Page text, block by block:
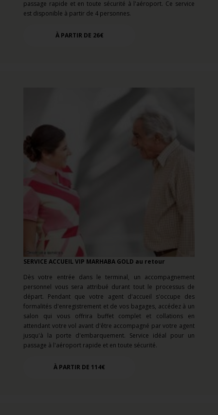
passage rapide et en toute sécurité à l'aéroport. Ce service
est disponible à partir de 4 personnes.
À PARTIR DE 26€
SERVICE ACCUEIL VIP MARHABA GOLD au retour
Dès votre entrée dans le terminal, un accompagnement
personnel vous sera attribué durant tout le processus de
départ. Pendant que votre agent d'accueil s'occupe des
formalités d'enregistrement et de vos bagages, accédez à un
salon qui vous offrira buffet complet et collations en
attendant votre vol avant d'être accompagné par votre agent
jusqu'à la porte d'embarquement. Service idéal pour un
passage à l'aéroport rapide et en toute sécurité.
À PARTIR DE 114€